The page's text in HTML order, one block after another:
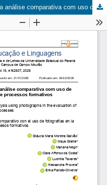
Percepções sobre os bebês: uma análise comparativa com uso de fotografias na avaliação de processos formativos